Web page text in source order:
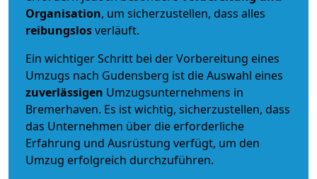
Organisation, um sicherzustellen, dass alles
reibungslosverläuft.
Ein wichtiger Schritt bei der Vorbereitung eines
Umzugs nach Gudensberg ist die Auswahl eines
zuverlässigen Umzugsunternehmens in
Bremerhaven. Es ist wichtig, sicherzustellen, dass
das Unternehmen über die erforderliche
Erfahrung und Ausrüstung verfügt, um den
Umzug erfolgreich durchzuführen.